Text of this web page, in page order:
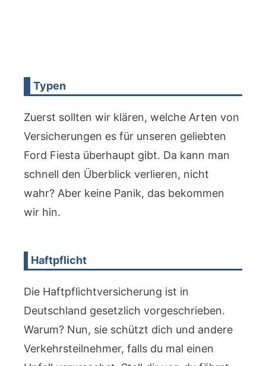
Typen
Zuerst sollten wir klären, welche Arten von
Versicherungen es für unseren geliebten
Ford Fiesta überhaupt gibt. Da kann man
schnell den Überblick verlieren, nicht
wahr? Aber keine Panik, das bekommen
wir hin.
Haftpflicht
Die Haftpflichtversicherung ist in
Deutschland gesetzlich vorgeschrieben.
Warum? Nun, sie schützt dich und andere
Verkehrsteilnehmer, falls du mal einen